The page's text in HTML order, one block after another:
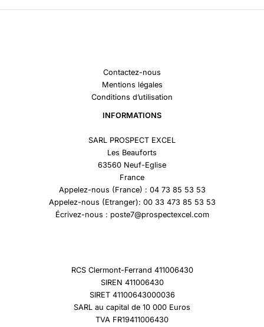
Contactez-nous
Mentions légales
Conditions d’utilisation
INFORMATIONS
SARL PROSPECT EXCEL
Les Beauforts
63560 Neuf-Eglise
France
Appelez-nous (France) : 04 73 85 53 53
Appelez-nous (Etranger): 00 33 473 85 53 53
Écrivez-nous : poste7@prospectexcel.com
RCS Clermont-Ferrand 411006430
SIREN 411006430
SIRET 41100643000036
SARL au capital de 10 000 Euros
TVA FR19411006430